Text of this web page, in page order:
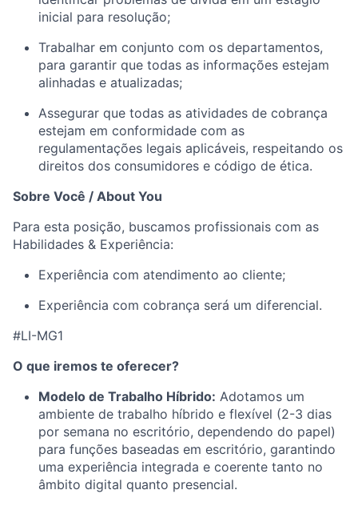
inicial para resolução;
Trabalhar em conjunto com os departamentos,
para garantir que todas as informações estejam
alinhadas e atualizadas;
Assegurar que todas as atividades de cobrança
estejam em conformidade com as
regulamentações legais aplicáveis, respeitando os
direitos dos consumidores e código de ética.
Sobre Você / About You
Para esta posição, buscamos profissionais com as
Habilidades & Experiência:
Experiência com atendimento ao cliente;
Experiência com cobrança será um diferencial.
#LI-MG1
O que iremos te oferecer?
Modelo de Trabalho Híbrido: Adotamos um
ambiente de trabalho híbrido e flexível (2-3 dias
por semana no escritório, dependendo do papel)
para funções baseadas em escritório, garantindo
uma experiência integrada e coerente tanto no
âmbito digital quanto presencial.